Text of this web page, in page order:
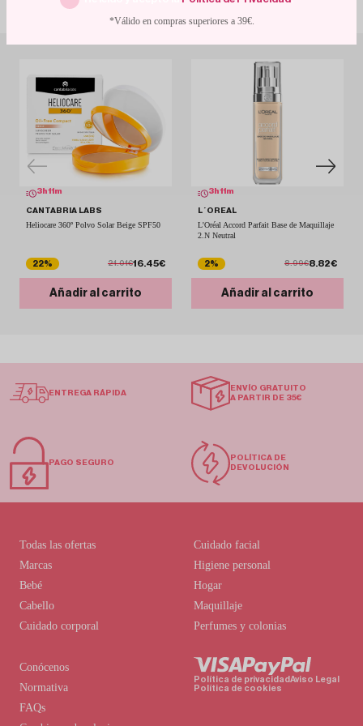
Perfecto para incluirlo en tu rutina de maquillaje diaria, ya sea para ir a clase, al
trabajo o salir con amigas. ¡Un must-have en tu neceser!
Con descuentos de escándalo
3 h11 m
CANTABRIA LABS
Heliocare 360º Polvo Solar Beige SPF50
22% 21.01€16.45€
Añadir al carrito
3 h11 m
L´OREAL
L'Oréal Accord Parfait Base de Maquillaje
2.N Neutral
2% 8.99€8.82€
Añadir al carrito
ENTREGA RÁPIDA
ENVÍO GRATUITO
A PARTIR DE 35€
PAGO SEGURO
POLÍTICA DE
DEVOLUCIÓN
Conócenos
Normativa
FAQs
Todas las ofertas
Marcas
Bebé
Cabello
Cuidado corporal
Cuidado facial
Higiene personal
Hogar
Maquillaje
Perfumes y colonias
Política de privacidadAviso Legal
Política de cookies
*Válido en compras superiores a 39€.